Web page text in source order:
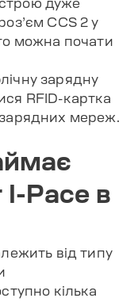
дуже
CCS 2 у
можна почати
зарядну
RFID-картка
мереж.
I-Pace в
від типу
кілька